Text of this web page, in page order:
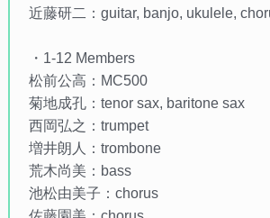
近藤研二：guitar, banjo, ukulele,
・1-12 Members
松前公高：MC500
菊地成孔：tenor sax, baritone sax
西岡弘之：trumpet
増井朗人：trombone
荒木尚美：bass
池松由美子：chorus